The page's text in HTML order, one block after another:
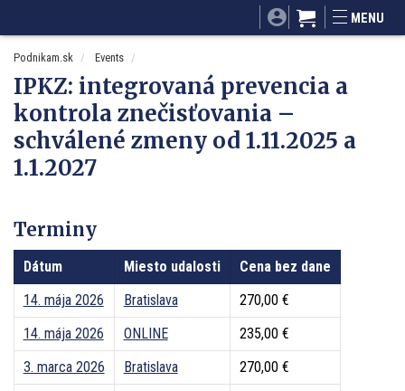
Mnamky-recepty.sk
MENU
Podnikam.sk Events
IPKZ: integrovaná prevencia a
kontrola znečisťovania –
schválené zmeny od 1.11.2025 a
1.1.2027
Terminy
Dátum Miesto udalosti
Cena bez dane
14. mája 2026
Bratislava
270,00 €
14. mája 2026
ONLINE
235,00 €
3. marca 2026
Bratislava
270,00 €